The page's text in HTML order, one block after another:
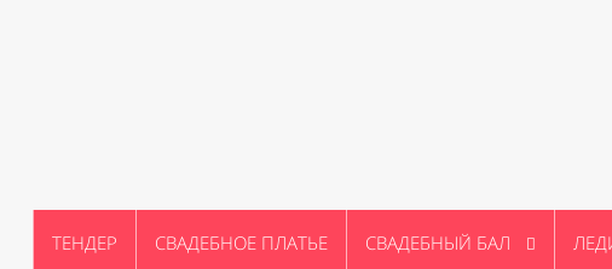
ТЕНДЕР СВАДЕБНОЕ ПЛАТЬЕ СВАДЕБНЫЙ БАЛ